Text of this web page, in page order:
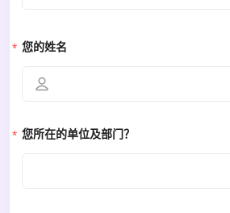
您的姓名
您所在的单位及部门？